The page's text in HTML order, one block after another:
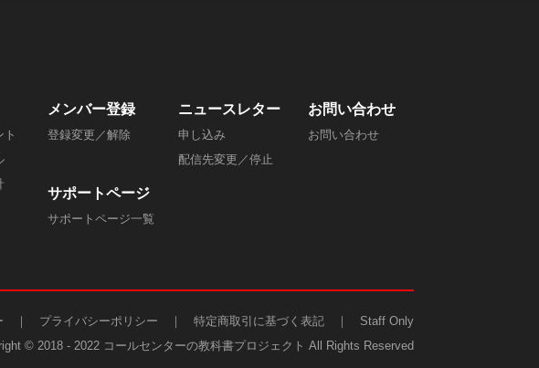
メンバー登録
登録変更／解除
サポートページ
​サポートページ一覧
ニュースレター
申し込み
配信先変更／停止
​お問い合わせ
お問い合わせ
｜ プライバシーポリシー ｜ 特定商取引に基づく表記 ｜ Staff Only
© 2018 - 2022 コールセンターの教科書プロジェクト All Rights Reserved​